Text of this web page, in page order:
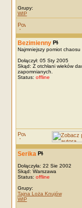
Grupy:
WIP
Bezimienny
Najmniejszy pomiot chaosu
Dołączył: 05 Sty 2005
Skąd: Z otchłani wieków
zapomnianych.
Status: offline
Serika
Dołączyła: 22 Sie 2002
Skąd: Warszawa
Status: offline
Grupy:
Tajna Loża Knujów
WIP